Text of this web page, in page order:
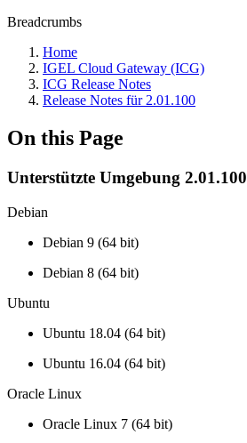
Breadcrumbs
Home
IGEL Cloud Gateway (ICG)
ICG Release Notes
Release Notes für 2.01.100
On this Page
Unterstützte Umgebung 2.01.100
Debian
Debian 9 (64 bit)
Debian 8 (64 bit)
Ubuntu
Ubuntu 18.04 (64 bit)
Ubuntu 16.04 (64 bit)
Oracle Linux
Oracle Linux 7 (64 bit)